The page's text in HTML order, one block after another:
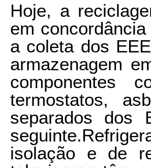
Hoje, a
em
a coleta dos
armazenagem
componentes
termostatos,
separados dos
isolação e de